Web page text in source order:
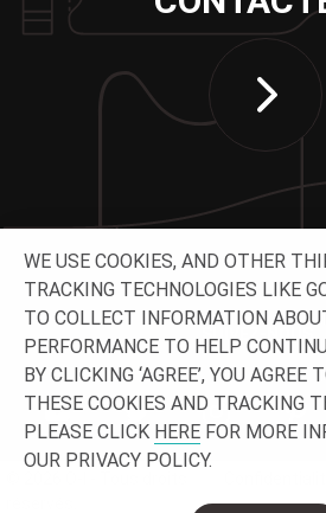
WE USE COOKIES, AND OTHER
TRACKING TECHNOLOGIES LIKE
TO COLLECT INFORMATION
PERFORMANCE TO HELP
BY CLICKING ‘AGREE’, YOU AGREE
THESE COOKIES AND TRACKING
PLEASE CLICK HERE FOR MORE
OUR PRIVACY POLICY.